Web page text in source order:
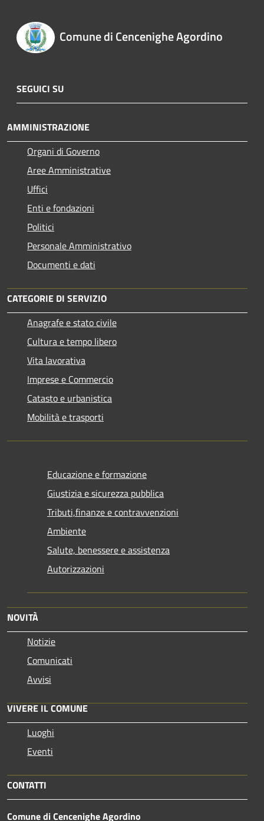
Comune di Cencenighe Agordino
SEGUICI SU
AMMINISTRAZIONE
Organi di Governo
Aree Amministrative
Uffici
Enti e fondazioni
Politici
Personale Amministrativo
Documenti e dati
CATEGORIE DI SERVIZIO
Anagrafe e stato civile
Cultura e tempo libero
Vita lavorativa
Imprese e Commercio
Catasto e urbanistica
Mobilità e trasporti
Educazione e formazione
Giustizia e sicurezza pubblica
Tributi,finanze e contravvenzioni
Ambiente
Salute, benessere e assistenza
Autorizzazioni
NOVITÀ
Notizie
Comunicati
Avvisi
VIVERE IL COMUNE
Luoghi
Eventi
CONTATTI
Comune di Cencenighe Agordino